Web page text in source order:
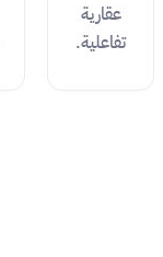
عقارية
تفاعلية.